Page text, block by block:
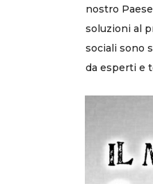
nostro
soluzioni al
sociali sono
da esperti e